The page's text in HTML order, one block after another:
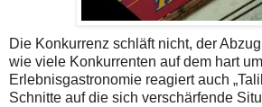
Die Konkurrenz schläft nicht, der
wie viele Konkurrenten auf dem hart
Erlebnisgastronomie reagiert auch
Schnitte auf die sich verschärfende